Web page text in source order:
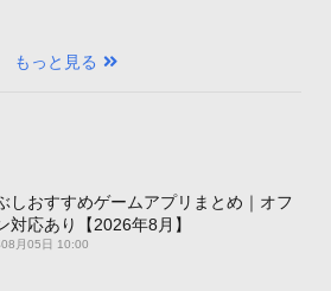
もっと見る
しおすすめゲームアプリまとめ｜オフ
対応あり【2026年8月】
月05日 10:00